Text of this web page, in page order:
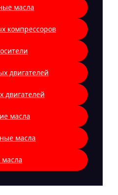
масла
компрессоров
двигателей
двигателей
масла
масла